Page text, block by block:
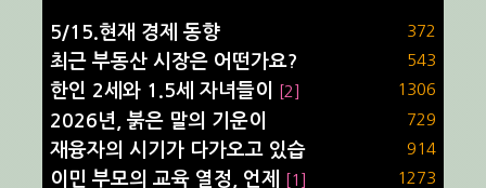
5/15.현재 경제 동향 372
최근 부동산 시장은 어떤가요? 543
한인 2세와 1.5세 자녀들이 [2] 1306
2026년, 붉은 말의 기운이 729
재융자의 시기가 다가오고 있습 914
이민 부모의 교육 열정, 언제 [1] 1273